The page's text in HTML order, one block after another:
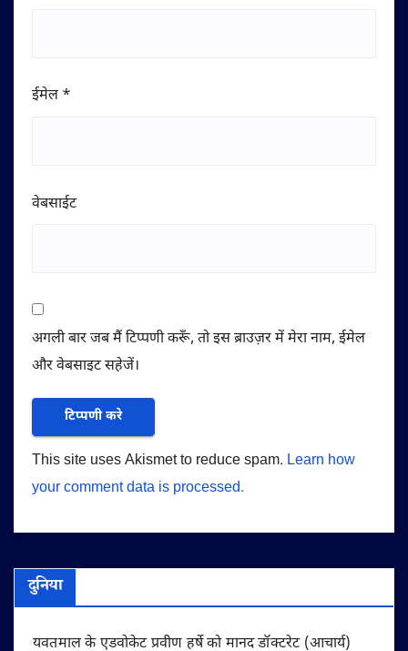
ईमेल *
वेबसाईट
अगली बार जब मैं टिप्पणी करूँ, तो इस ब्राउज़र में मेरा नाम, ईमेल
और वेबसाइट सहेजें।
This site uses Akismet to reduce spam. Learn how
your comment data is processed.
दुनिया
यवतमाल के एडवोकेट प्रवीण हर्षे को मानद डॉक्टरेट (आचार्य)